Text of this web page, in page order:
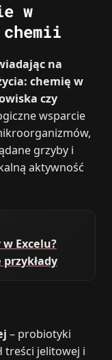
w
na
chemię w
czy
wsparcie
grzyby i
aktywność
Excelu?
– probiotyki
treści jelitowej i